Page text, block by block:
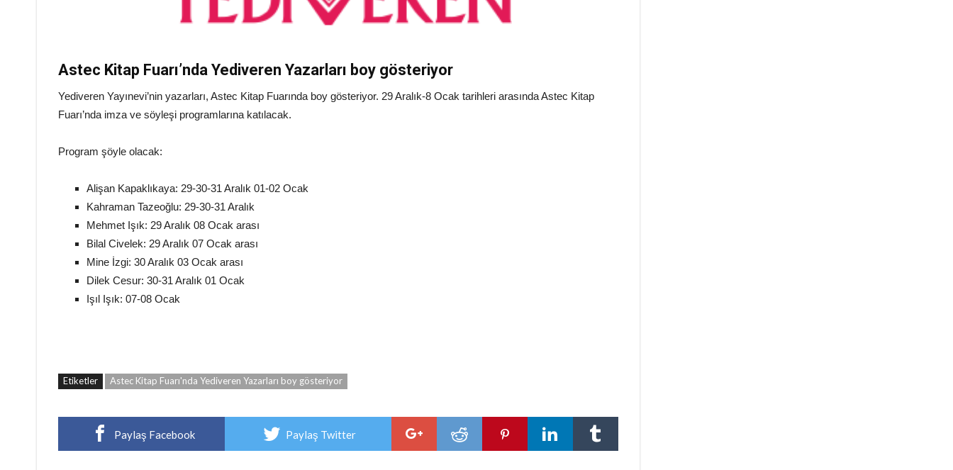
Astec Kitap Fuarı’nda Yediveren Yazarları boy gösteriyor
Yediveren Yayınevi’nin yazarları, Astec Kitap Fuarında boy gösteriyor. 29 Aralık-8 Ocak tarihleri arasında Astec Kitap
Fuarı’nda imza ve söyleşi programlarına katılacak.
Program şöyle olacak:
Alişan Kapaklıkaya: 29-30-31 Aralık 01-02 Ocak
Kahraman Tazeoğlu: 29-30-31 Aralık
Mehmet Işık: 29 Aralık 08 Ocak arası
Bilal Civelek: 29 Aralık 07 Ocak arası
Mine İzgi: 30 Aralık 03 Ocak arası
Dilek Cesur: 30-31 Aralık 01 Ocak
Işıl Işık: 07-08 Ocak
Etiketler Astec Kitap Fuarı'nda Yediveren Yazarları boy gösteriyor
Paylaş Facebook Paylaş Twitter